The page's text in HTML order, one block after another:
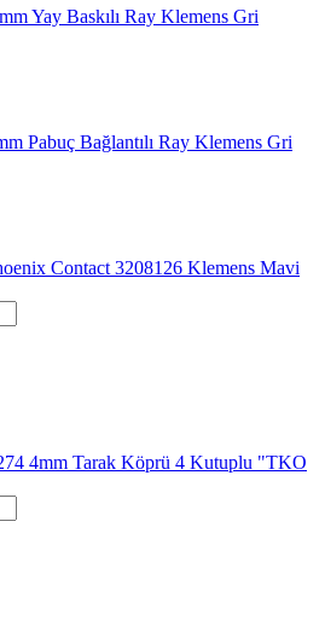
Yay Baskılı Ray Klemens Gri
Pabuç Bağlantılı Ray Klemens Gri
Contact 3208126 Klemens Mavi
4mm Tarak Köprü 4 Kutuplu "TKO